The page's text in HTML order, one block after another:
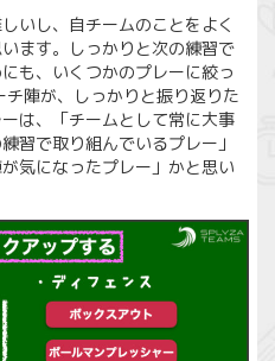
いし、自チームのことをよく
ます。しっかりと次の練習で
も、いくつかのプレーに絞っ
陣が、しっかりと振り返りた
は、「チームとして常に大事
習で取り組んでいるプレー」
気になったプレー」かと思い